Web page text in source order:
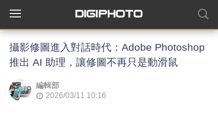
攝影修圖進入對話時代：Adobe Photoshop
推出 AI 助理，讓修圖不再只是動滑鼠
編輯部
2026/03/11 10:16